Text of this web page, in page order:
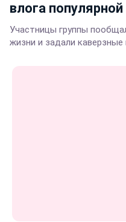
влога
Участницы группы
жизни и задали